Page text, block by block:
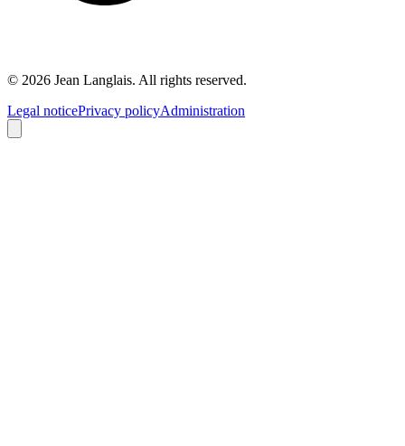
© 2026 Jean Langlais. All rights reserved.
Legal noticePrivacy policyAdministration